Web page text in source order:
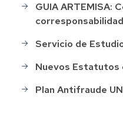
GUIA ARTEMISA:
corresponsabilidad
Servicio de
Nuevos Estatutos
Plan Antifraude